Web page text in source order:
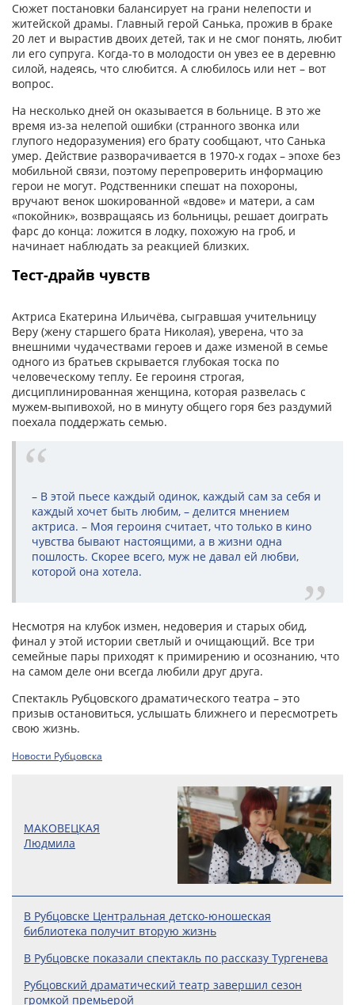
Сюжет постановки балансирует на грани нелепости и
житейской драмы. Главный герой Санька, прожив в браке
20 лет и вырастив двоих детей, так и не смог понять, любит
ли его супруга. Когда-то в молодости он увез ее в деревню
силой, надеясь, что слюбится. А слюбилось или нет – вот
вопрос.
На несколько дней он оказывается в больнице. В это же
время из-за нелепой ошибки (странного звонка или
глупого недоразумения) его брату сообщают, что Санька
умер. Действие разворачивается в 1970-х годах – эпохе без
мобильной связи, поэтому перепроверить информацию
герои не могут. Родственники спешат на похороны,
вручают венок шокированной «вдове» и матери, а сам
«покойник», возвращаясь из больницы, решает доиграть
фарс до конца: ложится в лодку, похожую на гроб, и
начинает наблюдать за реакцией близких.
Тест-драйв чувств
Актриса Екатерина Ильичёва, сыгравшая учительницу
Веру (жену старшего брата Николая), уверена, что за
внешними чудачествами героев и даже изменой в семье
одного из братьев скрывается глубокая тоска по
человеческому теплу. Ее героиня строгая,
дисциплинированная женщина, которая развелась с
мужем-выпивохой, но в минуту общего горя без раздумий
поехала поддержать семью.
– В этой пьесе каждый одинок, каждый сам за себя и
каждый хочет быть любим, – делится мнением
актриса. – Моя героиня считает, что только в кино
чувства бывают настоящими, а в жизни одна
пошлость. Скорее всего, муж не давал ей любви,
которой она хотела.
Несмотря на клубок измен, недоверия и старых обид,
финал у этой истории светлый и очищающий. Все три
семейные пары приходят к примирению и осознанию, что
на самом деле они всегда любили друг друга.
Спектакль Рубцовского драматического театра – это
призыв остановиться, услышать ближнего и пересмотреть
свою жизнь.
Новости Рубцовска
МАКОВЕЦКАЯ
Людмила
В Рубцовске Центральная детско-юношеская
библиотека получит вторую жизнь
В Рубцовске показали спектакль по рассказу Тургенева
Рубцовский драматический театр завершил сезон
громкой премьерой